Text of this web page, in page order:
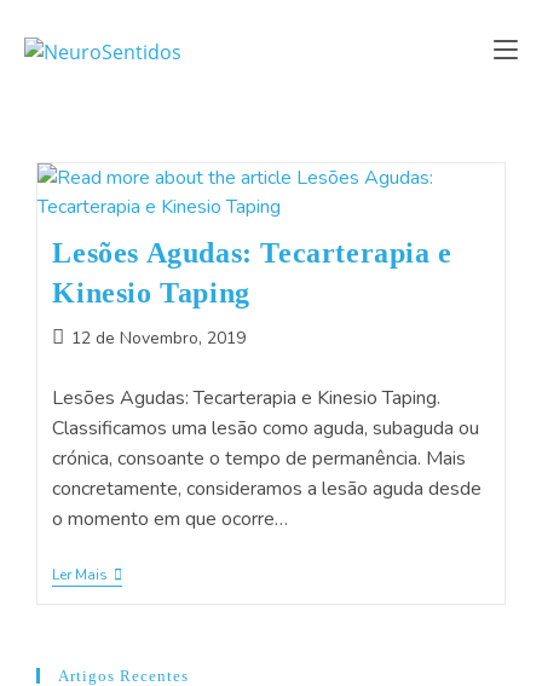
Lesões Agudas: Tecarterapia e
Kinesio Taping
12 de Novembro, 2019
Lesões Agudas: Tecarterapia e Kinesio Taping.
Classificamos uma lesão como aguda, subaguda ou
crónica, consoante o tempo de permanência. Mais
concretamente, consideramos a lesão aguda desde
o momento em que ocorre…
Ler Mais
Artigos Recentes